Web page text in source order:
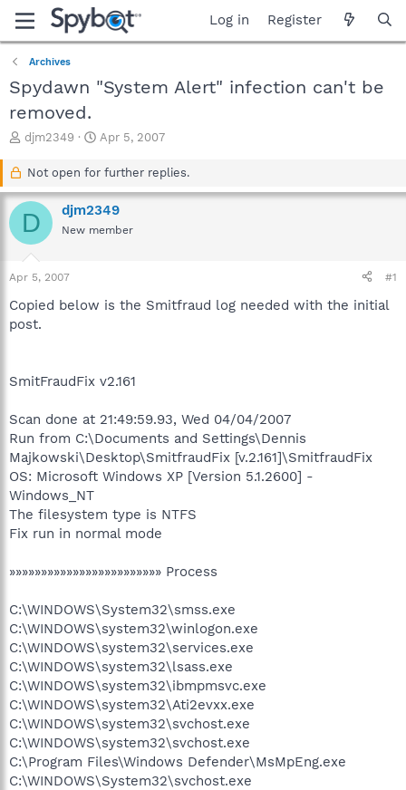
Log in Register
Archives
Spydawn "System Alert" infection can't be
removed.
T
a
d
s
r
t
e
r
djm2349
S
a
t
d
a
Apr 5, 2007
Not open for further replies.
D djm2349
New member
Apr 5, 2007 #1
Copied below is the Smitfraud log needed with the initial
post.
SmitFraudFix v2.161
Scan done at 21:49:59.93, Wed 04/04/2007
Run from C:\Documents and Settings\Dennis
Majkowski\Desktop\SmitfraudFix [v.2.161]\SmitfraudFix
OS: Microsoft Windows XP [Version 5.1.2600] -
Windows_NT
The filesystem type is NTFS
Fix run in normal mode
»»»»»»»»»»»»»»»»»»»»»»»» Process
C:\WINDOWS\System32\smss.exe
C:\WINDOWS\system32\winlogon.exe
C:\WINDOWS\system32\services.exe
C:\WINDOWS\system32\lsass.exe
C:\WINDOWS\system32\ibmpmsvc.exe
C:\WINDOWS\system32\Ati2evxx.exe
C:\WINDOWS\system32\svchost.exe
C:\WINDOWS\system32\svchost.exe
C:\Program Files\Windows Defender\MsMpEng.exe
C:\WINDOWS\System32\svchost.exe